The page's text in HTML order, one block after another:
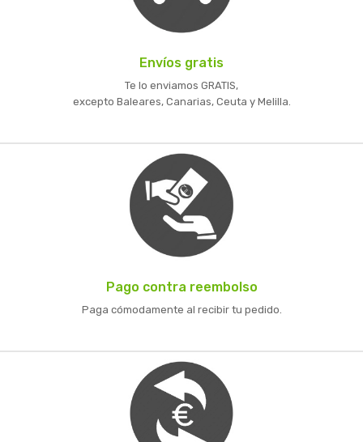
Envíos gratis
Te lo enviamos GRATIS,
excepto Baleares, Canarias, Ceuta y Melilla.
Pago contra reembolso
Paga cómodamente al recibir tu pedido.